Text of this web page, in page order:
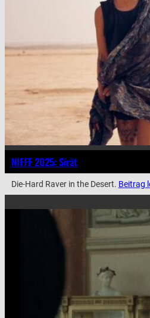
NIFFF 2025: Sirāt
Die-Hard Raver in the Desert. Beitrag